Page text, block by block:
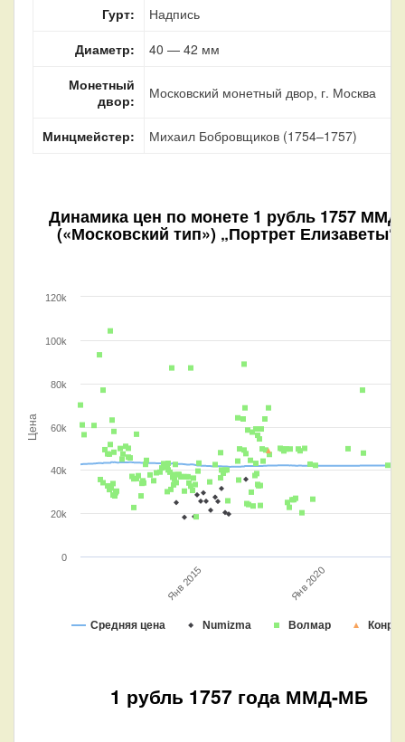
Гурт:
Надпись
Диаметр:
40 — 42 мм
Монетный
двор:
Московский монетный двор, г. Москва
Минцмейстер: Михаил Бобровщиков (1754–1757)
Динамика цен по монете 1 рубль 1757
(«Московский тип») „Портрет Елизаветы“
Цена
Средняя цена Numizma Волмар Конрос
Янв 2020
Янв 2015
0
20k
40k
60k
80k
100k
120k
1 рубль 1757 года ММД-МБ